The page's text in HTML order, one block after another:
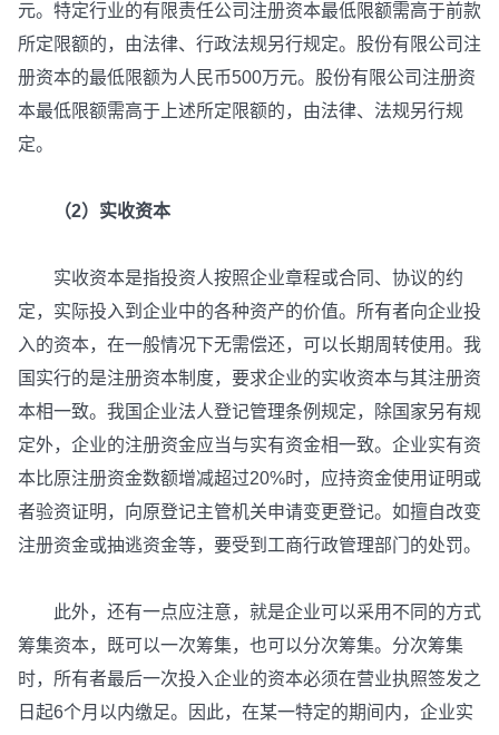
元。特定行业的有限责任公司注册资本最低限额需高于前款
所定限额的，由法律、行政法规另行规定。股份有限公司注
册资本的最低限额为人民币500万元。股份有限公司注册资
本最低限额需高于上述所定限额的，由法律、法规另行规
定。
（2）实收资本
实收资本是指投资人按照企业章程或合同、协议的约
定，实际投入到企业中的各种资产的价值。所有者向企业投
入的资本，在一般情况下无需偿还，可以长期周转使用。我
国实行的是注册资本制度，要求企业的实收资本与其注册资
本相一致。我国企业法人登记管理条例规定，除国家另有规
定外，企业的注册资金应当与实有资金相一致。企业实有资
本比原注册资金数额增减超过20%时，应持资金使用证明或
者验资证明，向原登记主管机关申请变更登记。如擅自改变
注册资金或抽逃资金等，要受到工商行政管理部门的处罚。
此外，还有一点应注意，就是企业可以采用不同的方式
筹集资本，既可以一次筹集，也可以分次筹集。分次筹集
时，所有者最后一次投入企业的资本必须在营业执照签发之
日起6个月以内缴足。因此，在某一特定的期间内，企业实